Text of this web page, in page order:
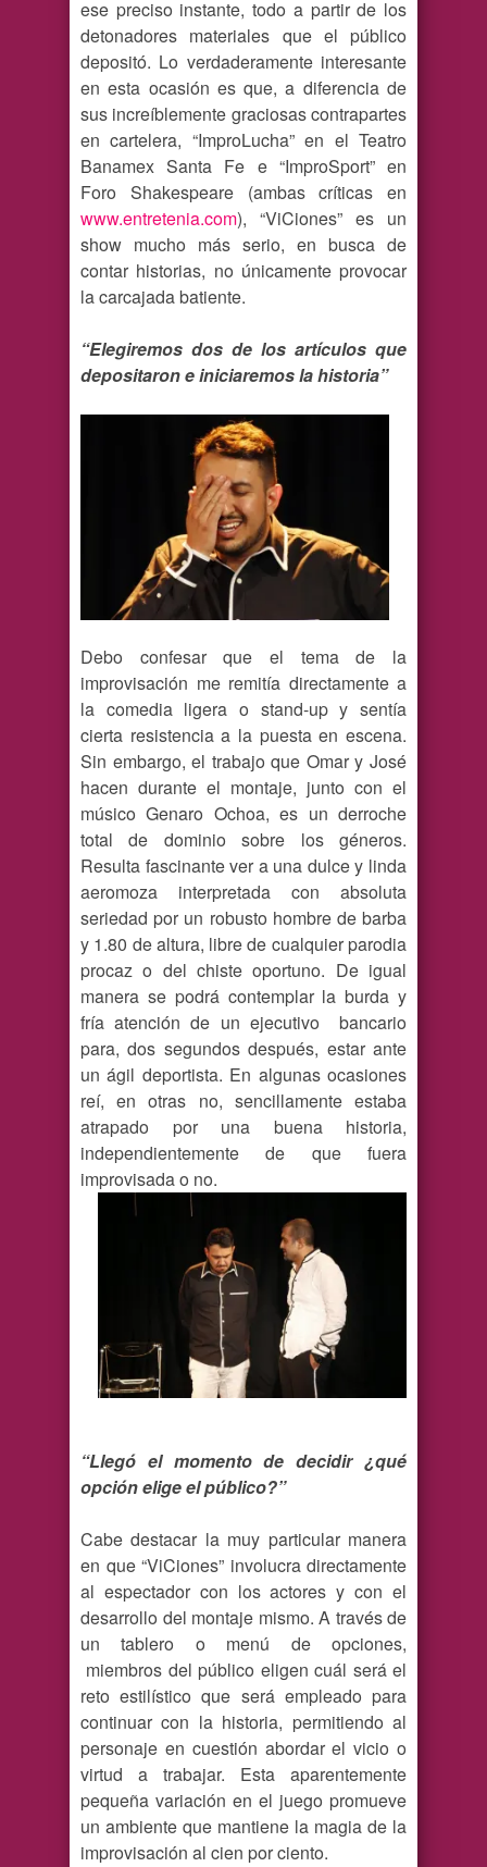
ese preciso instante, todo a partir de los
detonadores materiales que el público
depositó. Lo verdaderamente interesante
en esta ocasión es que, a diferencia de
sus increíblemente graciosas contrapartes
en cartelera, “ImproLucha” en el Teatro
Banamex Santa Fe e “ImproSport” en
Foro Shakespeare (ambas críticas en
www.entretenia.com), “ViCiones” es un
show mucho más serio, en busca de
contar historias, no únicamente provocar
la carcajada batiente.
“Elegiremos dos de los artículos que
depositaron e iniciaremos la historia”
Debo confesar que el tema de la
improvisación me remitía directamente a
la comedia ligera o stand-up y sentía
cierta resistencia a la puesta en escena.
Sin embargo, el trabajo que Omar y José
hacen durante el montaje, junto con el
músico Genaro Ochoa, es un derroche
total de dominio sobre los géneros.
Resulta fascinante ver a una dulce y linda
aeromoza interpretada con absoluta
seriedad por un robusto hombre de barba
y 1.80 de altura, libre de cualquier parodia
procaz o del chiste oportuno. De igual
manera se podrá contemplar la burda y
fría atención de un ejecutivo bancario
para, dos segundos después, estar ante
un ágil deportista. En algunas ocasiones
reí, en otras no, sencillamente estaba
atrapado por una buena historia,
independientemente de que fuera
improvisada o no.
“Llegó el momento de decidir ¿qué
opción elige el público?”
Cabe destacar la muy particular manera
en que “ViCiones” involucra directamente
al espectador con los actores y con el
desarrollo del montaje mismo. A través de
un tablero o menú de opciones,
miembros del público eligen cuál será el
reto estilístico que será empleado para
continuar con la historia, permitiendo al
personaje en cuestión abordar el vicio o
virtud a trabajar. Esta aparentemente
pequeña variación en el juego promueve
un ambiente que mantiene la magia de la
improvisación al cien por ciento.